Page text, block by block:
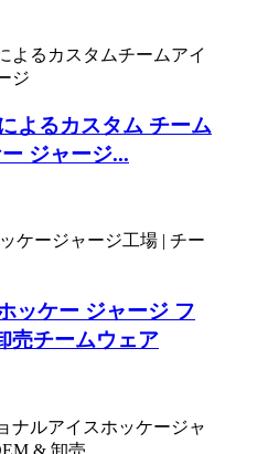
よるカスタム チーム
ジャージ...
ッケー ジャージ フ
売チームウェア